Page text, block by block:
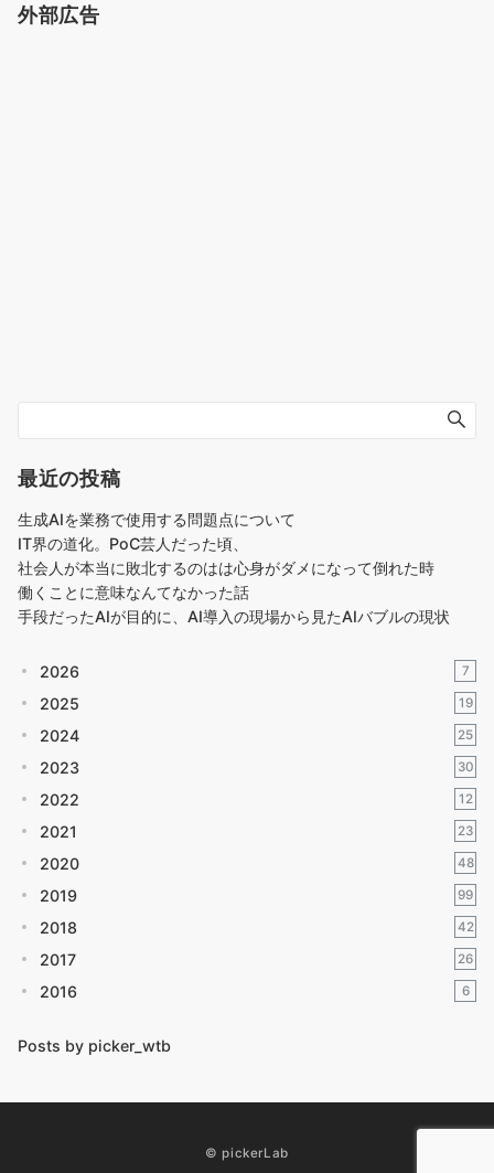
外部広告
最近の投稿
生成AIを業務で使用する問題点について
IT界の道化。PoC芸人だった頃、
社会人が本当に敗北するのはは心身がダメになって倒れた時
働くことに意味なんてなかった話
手段だったAIが目的に、AI導入の現場から見たAIバブルの現状
2026 7
2025 19
2024 25
2023 30
2022 12
2021 23
2020 48
2019 99
2018 42
2017 26
2016 6
Posts by picker_wtb
© pickerLab